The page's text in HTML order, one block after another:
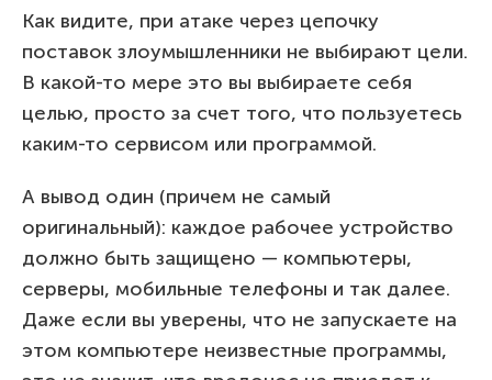
Как видите, при атаке через цепочку
поставок злоумышленники не выбирают цели.
В какой-то мере это вы выбираете себя
целью, просто за счет того, что пользуетесь
каким-то сервисом или программой.
А вывод один (причем не самый
оригинальный): каждое рабочее устройство
должно быть защищено — компьютеры,
серверы, мобильные телефоны и так далее.
Даже если вы уверены, что не запускаете на
этом компьютере неизвестные программы,